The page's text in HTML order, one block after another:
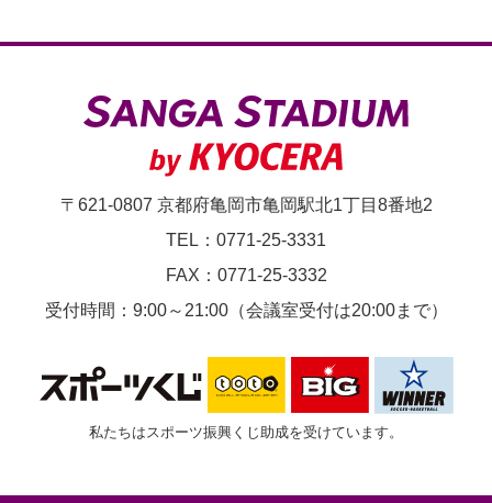
〒621-0807 京都府亀岡市亀岡駅北1丁目8番地2
TEL：0771-25-3331
FAX：0771-25-3332
受付時間：9:00～21:00（会議室受付は20:00まで）
私たちはスポーツ振興くじ助成を受けています。